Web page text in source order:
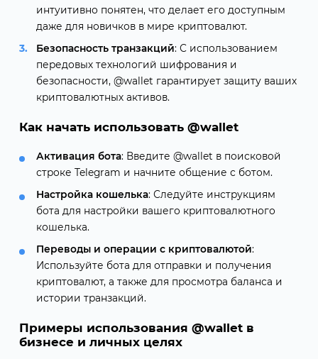
интуитивно понятен, что делает его доступным
даже для новичков в мире криптовалют.
Безопасность транзакций: С использованием
передовых технологий шифрования и
безопасности, @wallet гарантирует защиту ваших
криптовалютных активов.
Как начать использовать @wallet
Активация бота: Введите @wallet в поисковой
строке Telegram и начните общение с ботом.
Настройка кошелька: Следуйте инструкциям
бота для настройки вашего криптовалютного
кошелька.
Переводы и операции с криптовалютой:
Используйте бота для отправки и получения
криптовалют, а также для просмотра баланса и
истории транзакций.
Примеры использования @wallet в
бизнесе и личных целях